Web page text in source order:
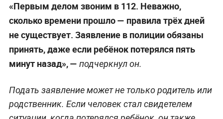
«Первым делом звоним в 112. Неважно,
сколько времени прошло — правила трёх дней
не существует. Заявление в полиции обязаны
принять, даже если ребёнок потерялся пять
минут назад», — подчеркнул он.
Подать заявление может не только родитель или
родственник. Если человек стал свидетелем